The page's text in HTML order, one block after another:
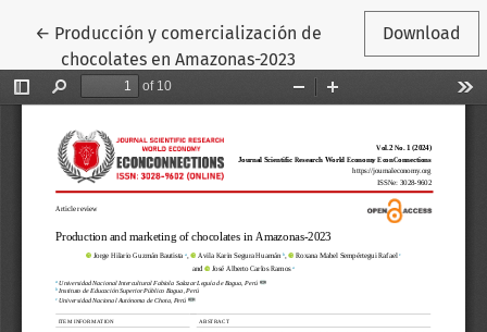
← Return to Article Details
Producción y comercialización de
chocolates en Amazonas-2023
Download